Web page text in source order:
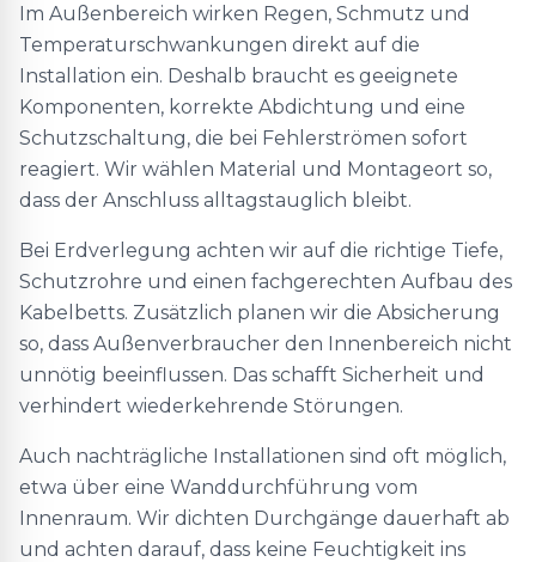
Im Außenbereich wirken Regen, Schmutz und
Temperaturschwankungen direkt auf die
Installation ein. Deshalb braucht es geeignete
Komponenten, korrekte Abdichtung und eine
Schutzschaltung, die bei Fehlerströmen sofort
reagiert. Wir wählen Material und Montageort so,
dass der Anschluss alltagstauglich bleibt.
Bei Erdverlegung achten wir auf die richtige Tiefe,
Schutzrohre und einen fachgerechten Aufbau des
Kabelbetts. Zusätzlich planen wir die Absicherung
so, dass Außenverbraucher den Innenbereich nicht
unnötig beeinflussen. Das schafft Sicherheit und
verhindert wiederkehrende Störungen.
Auch nachträgliche Installationen sind oft möglich,
etwa über eine Wanddurchführung vom
Innenraum. Wir dichten Durchgänge dauerhaft ab
und achten darauf, dass keine Feuchtigkeit ins